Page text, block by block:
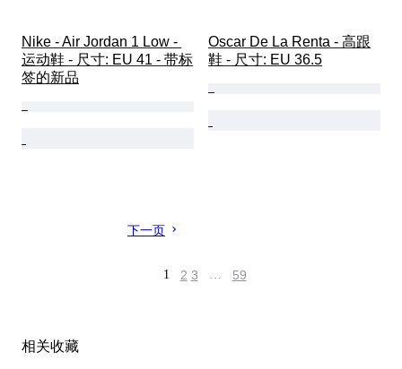
Nike - Air Jordan 1 Low -
运动鞋 - 尺寸: EU 41 - 带标
签的新品
Oscar De La Renta - 高跟
鞋 - 尺寸: EU 36.5
下一页
1 2 3 … 59
相关收藏